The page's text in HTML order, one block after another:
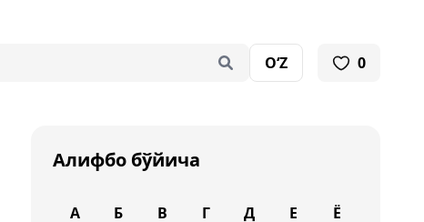
O‘Z 0
Алифбо бўйича
А Б В Г Д Е Ё